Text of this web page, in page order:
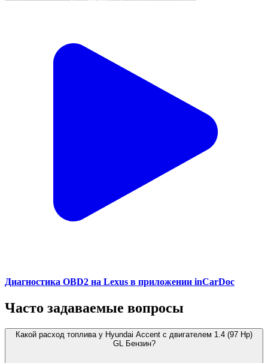
Диагностика OBD2 на Lexus в приложении inCarDoc
Часто задаваемые вопросы
Какой расход топлива у Hyundai Accent с двигателем 1.4 (97 Hp)
GL Бензин?